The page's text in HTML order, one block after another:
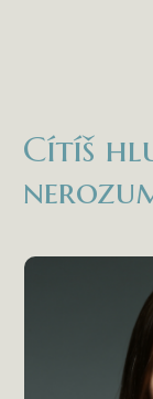
Cítíš